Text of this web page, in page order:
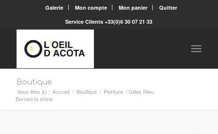
Galerie Mon compte Mon panier
Quitter
Service Clients +33(0)6 30 07 21 33
Boutique
Vous êtes ici : Accueil / Boutique / Peinture /Gilles Rieu
Borned to shine